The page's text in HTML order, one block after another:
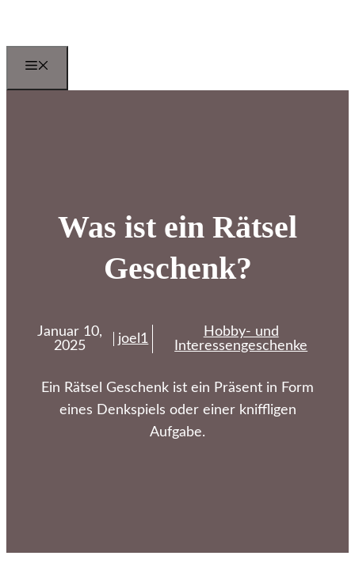
springen
Was ist ein Rätsel
Geschenk?
Januar 10,
2025
joel1
Hobby- und
Interessengeschenke
Ein Rätsel Geschenk ist ein Präsent in Form
eines Denkspiels oder einer kniffligen
Aufgabe.